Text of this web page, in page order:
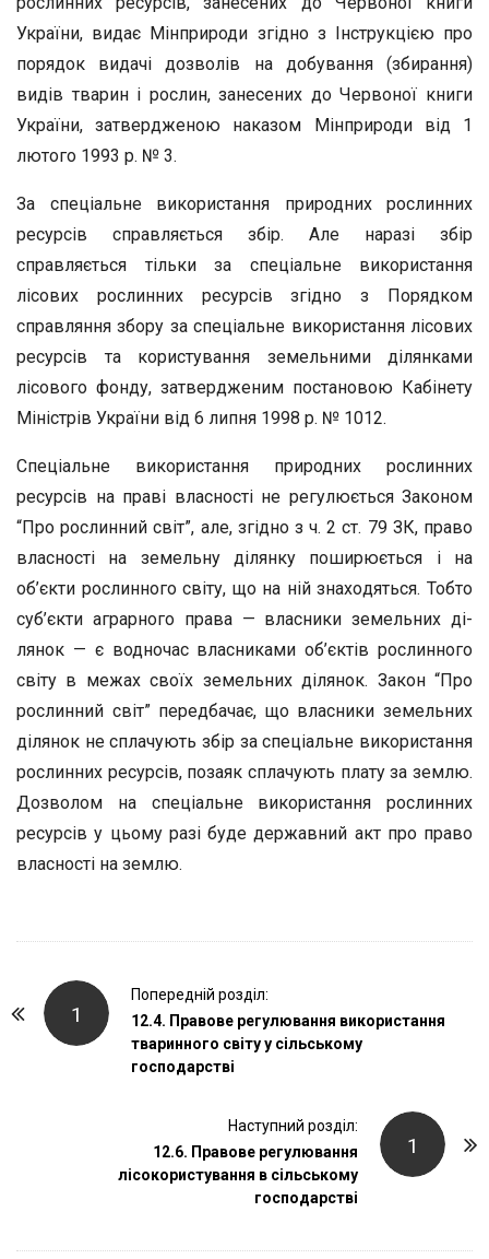
України, видає Мінприроди згідно з Інструкцією про
порядок видачі дозволів на добування (збирання)
видів тварин і рослин, занесених до Червоної книги
України, затвердженою наказом Мінприроди від 1
лютого 1993 р. № 3.
За спеціальне використання природних рослинних
ресурсів справляється збір. Але наразі збір
справляється тільки за спеціаль­не використання
лісових рослинних ресурсів згідно з Порядком
справляння збору за спеціальне використання лісових
ресурсів та користування земельними ділянками
лісового фонду, затвердже­ним постановою Кабінету
Міністрів України від 6 липня 1998 р. № 1012.
Спеціальне використання природних рослинних
ресурсів на праві власності не регулюється Законом
“Про рослинний світ”, але, згідно з ч. 2 ст. 79 ЗК, право
власності на земельну ділянку поширюється і на
об’єкти рослинного світу, що на ній знахо­дяться. Тобто
суб’єкти аграрного права — власники земельних ді­
лянок — є водночас власниками об’єктів рослинного
світу в ме­жах своїх земельних ділянок. Закон “Про
рослинний світ” перед­бачає, що власники земельних
ділянок не сплачують збір за спе­ціальне використання
рослинних ресурсів, позаяк сплачують плату за землю.
Дозволом на спеціальне використання рослин­них
ресурсів у цьому разі буде державний акт про право
власнос­ті на землю.
1
Попередній розділ:
12.4. Правове регулювання використання
тваринного світу у сільському
господарстві
1
Наступний розділ:
12.6. Правове регулювання
лісокористування в сільському
господарстві